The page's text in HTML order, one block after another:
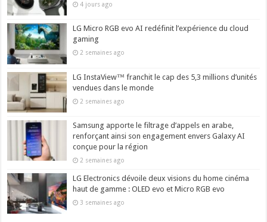
4 jours ago
LG Micro RGB evo AI redéfinit l’expérience du cloud
gaming
2 semaines ago
LG InstaView™ franchit le cap des 5,3 millions d’unités
vendues dans le monde
2 semaines ago
Samsung apporte le filtrage d’appels en arabe,
renforçant ainsi son engagement envers Galaxy AI
conçue pour la région
2 semaines ago
LG Electronics dévoile deux visions du home cinéma
haut de gamme : OLED evo et Micro RGB evo
3 semaines ago